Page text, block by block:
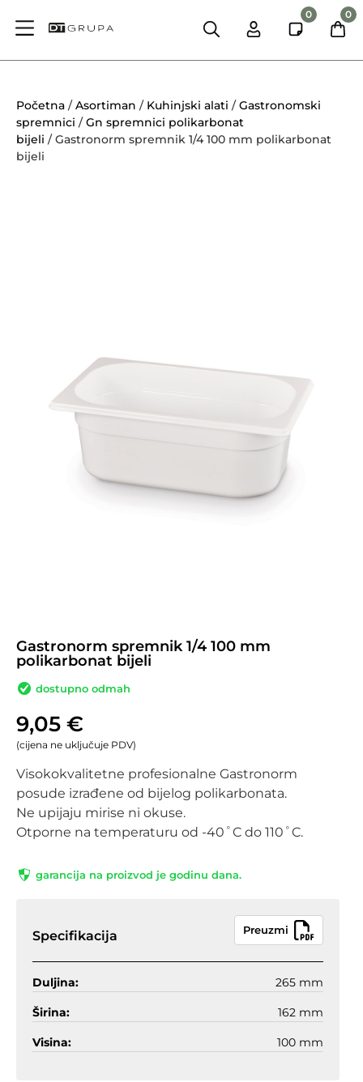
0 0
Početna /Asortiman / Kuhinjski alati /Gastronomski
spremnici /Gn spremnici polikarbonat
bijeli / Gastronorm spremnik 1/4 100 mm polikarbonat
bijeli
Gastronorm spremnik 1/4 100 mm
polikarbonat bijeli
dostupno odmah
9,05 €
(cijena ne uključuje PDV)
Visokokvalitetne profesionalne Gastronorm
posude izrađene od bijelog polikarbonata.
Ne upijaju mirise ni okuse.
Otporne na temperaturu od -40˚C do 110˚C.
garancija na proizvod je godinu dana.
Specifikacija Preuzmi
Duljina: 265 mm
Širina: 162 mm
Visina: 100 mm